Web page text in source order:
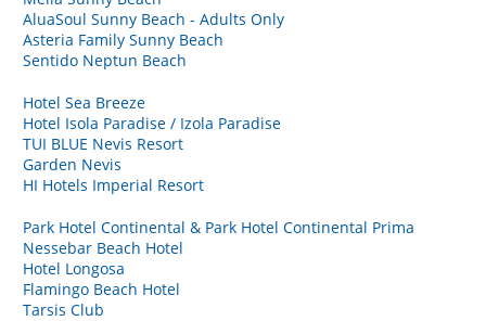
AluaSoul Sunny Beach - Adults Only
Asteria Family Sunny Beach
Sentido Neptun Beach
Hotel Sea Breeze
Hotel Isola Paradise / Izola Paradise
TUI BLUE Nevis Resort
Garden Nevis
HI Hotels Imperial Resort
Park Hotel Continental & Park Hotel Continental Prima
Nessebar Beach Hotel
Hotel Longosa
Flamingo Beach Hotel
Tarsis Club